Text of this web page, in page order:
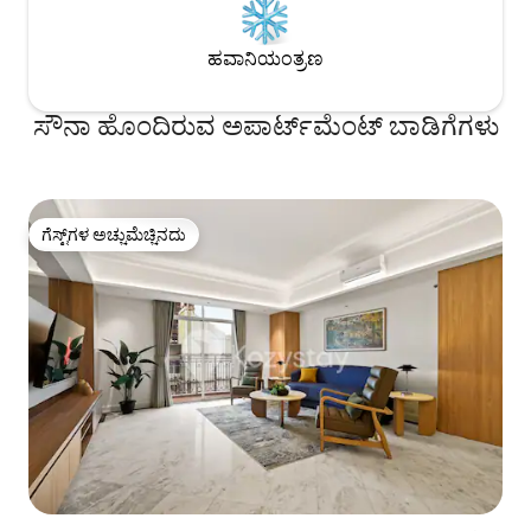
ಹವಾನಿಯಂತ್ರಣ
ಸೌನಾ ಹೊಂದಿರುವ ಅಪಾರ್ಟ್‌ಮೆಂಟ್ ಬಾಡಿಗೆಗಳು
ಗೆಸ್ಟ್‌ಗಳ ಅಚ್ಚುಮೆಚ್ಚಿನದು
ಗೆಸ್ಟ್‌ಗಳ ಅಚ್ಚುಮೆಚ್ಚಿನದು